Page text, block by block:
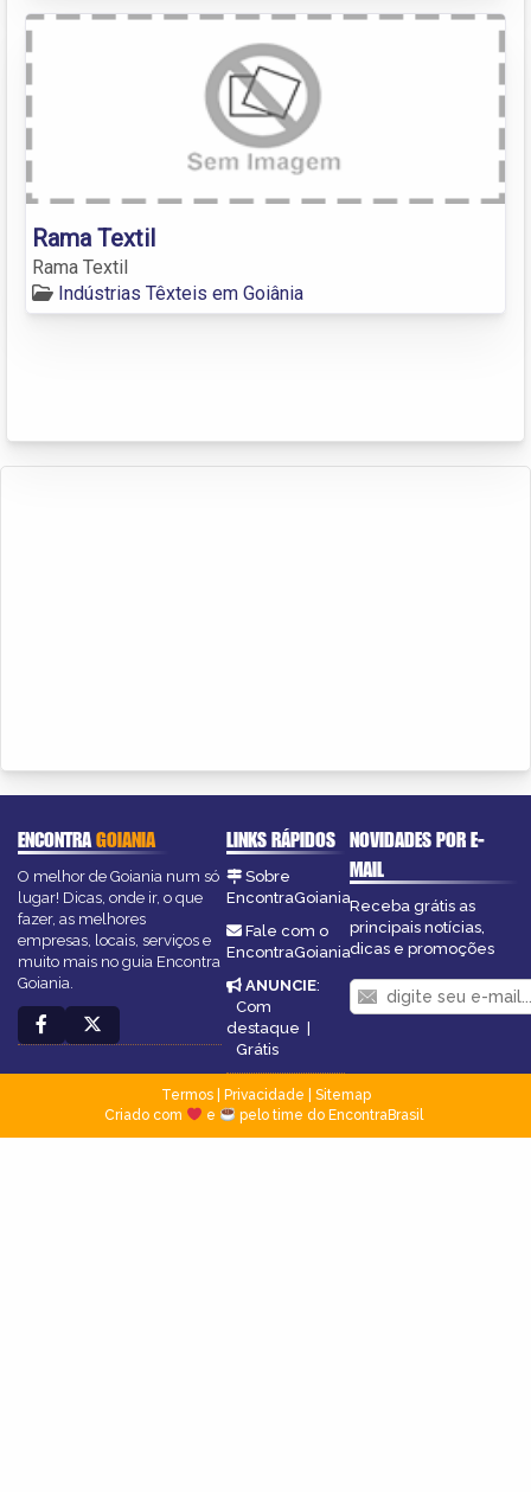
Rama Textil
Rama Textil
Indústrias Têxteis em Goiânia
ENCONTRAGOIANIA
O melhor de Goiania num só
lugar! Dicas, onde ir, o que
fazer, as melhores
empresas, locais, serviços e
muito mais no guia Encontra
Goiania.
LINKS RÁPIDOS
Sobre
EncontraGoiania
Fale com o
EncontraGoiania
ANUNCIE:
Com
destaque |
Grátis
NOVIDADES POR E-
MAIL
Receba grátis as
principais notícias,
dicas e promoções
Termos| Privacidade
Sitemap
Criado com
e pelo time do EncontraBrasil